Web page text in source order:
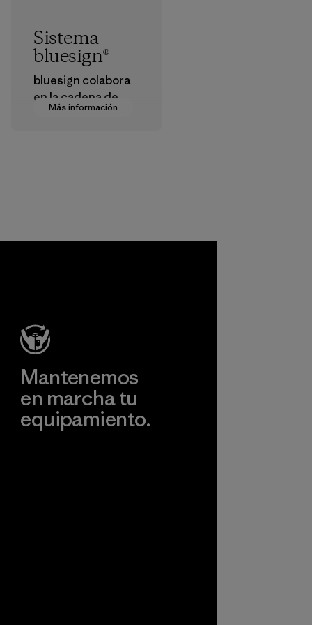
Más información
Sistema
bluesign®
bluesign colabora
en la cadena de
suministro para
Mantenemos
en marcha tu
equipamiento.